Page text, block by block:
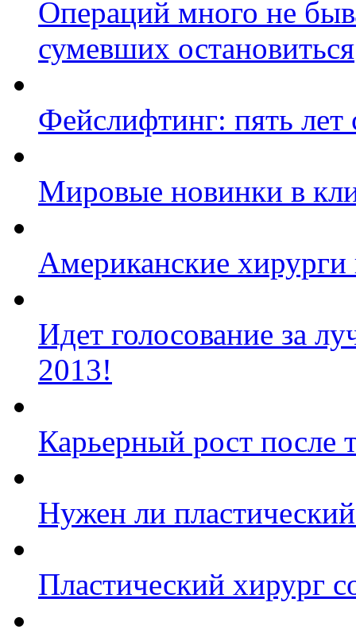
Операций много не
сумевших остановиться
Фейслифтинг: пять лет
Мировые новинки в
Американские хирурги
Идет голосование за
2013!
Карьерный рост после
Нужен ли
Пластический хирург